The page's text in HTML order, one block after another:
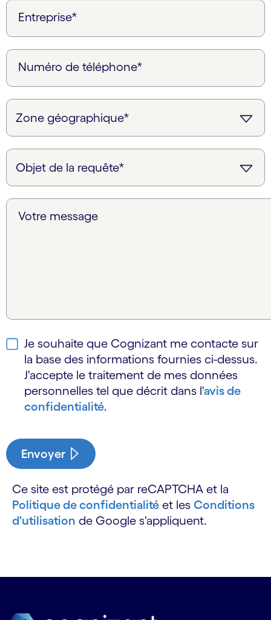
Entreprise*
Numéro de téléphone*
Votre message
Je souhaite que Cognizant me contacte sur
la base des informations fournies ci-dessus.
J'accepte le traitement de mes données
personnelles tel que décrit dans l'avis de
confidentialité.
Envoyer
Ce site est protégé par reCAPTCHA et la
Politique de confidentialité et les Conditions
d'utilisation de Google s'appliquent.